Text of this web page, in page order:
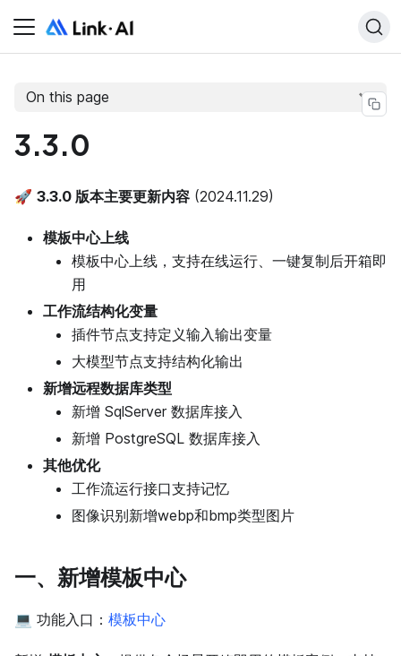
On this page
3.3.0
🚀 3.3.0 版本主要更新内容 (2024.11.29)
模板中心上线
模板中心上线，支持在线运行、一键复制后开箱即
用
工作流结构化变量
插件节点支持定义输入输出变量
大模型节点支持结构化输出
新增远程数据库类型
新增 SqlServer 数据库接入
新增 PostgreSQL 数据库接入
其他优化
工作流运行接口支持记忆
图像识别新增webp和bmp类型图片
一、新增模板中心
💻 功能入口： 模板中心